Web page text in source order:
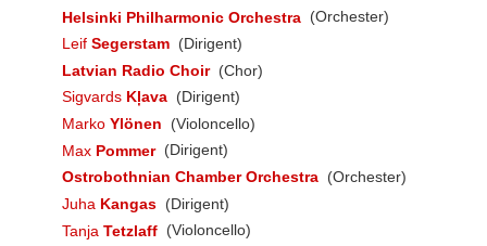
Helsinki Philharmonic Orchestra (Orchester)
Leif Segerstam (Dirigent)
Latvian Radio Choir (Chor)
Sigvards Kļava (Dirigent)
Marko Ylönen
(Violoncello)
Max Pommer (Dirigent)
Ostrobothnian Chamber Orchestra (Orchester)
Juha Kangas (Dirigent)
Tanja Tetzlaff (Violoncello)